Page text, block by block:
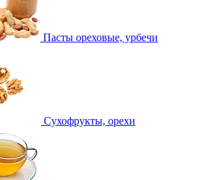
Пасты ореховые, урбечи
Сухофрукты, орехи